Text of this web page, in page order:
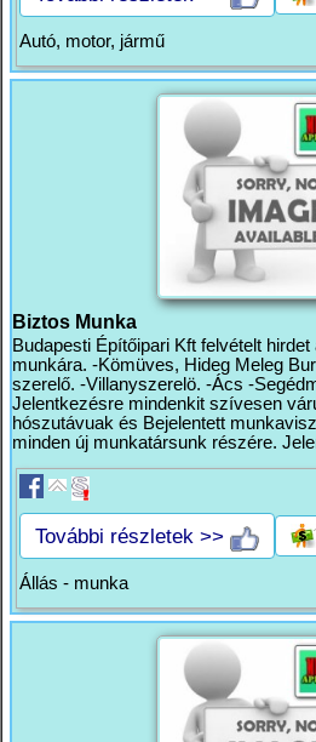
Autó, motor, jármű
Biztos Munka
Budapesti Építőipari Kft felvételt
munkára. -Kömüves, Hideg Meleg
szerelő. -Villanyszerelö. -Ács -
Jelentkezésre mindenkit szívesen
hószutávuak és Bejelentett
minden új munkatársunk részére.
További részletek >>
Állás - munka